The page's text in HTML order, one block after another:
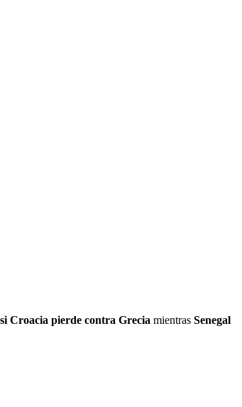
Croacia pierde contra Grecia mientras Senegal